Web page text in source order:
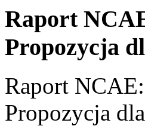
Raport
Propozycja
Raport
Propozycja